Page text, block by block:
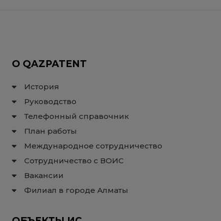
О QAZPATENT
История
Руководство
Телефонный справочник
План работы
Международное сотрудничество
Сотрудничество с ВОИС
Вакансии
Филиал в городе Алматы